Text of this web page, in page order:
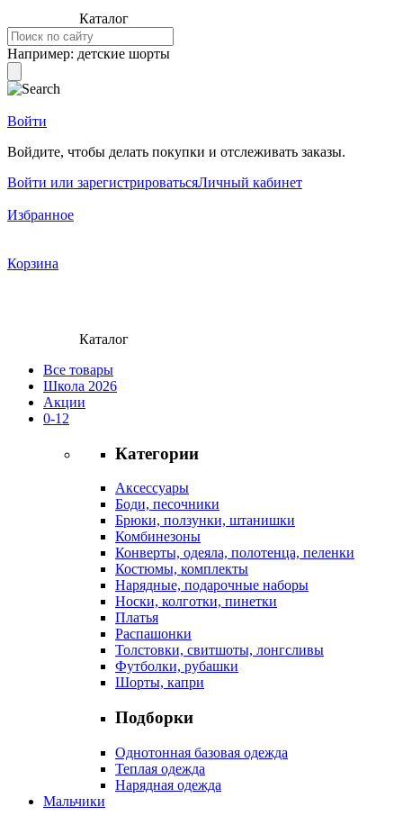
Каталог
Например: детские шорты
Войти
Войдите, чтобы делать покупки и отслеживать заказы.
Войти или зарегистрироватьсяЛичный кабинет
Избранное
Корзина
Каталог
Все товары
Школа 2026
Акции
0-12
Категории
Аксессуары
Боди, песочники
Брюки, ползунки, штанишки
Комбинезоны
Конверты, одеяла, полотенца, пеленки
Костюмы, комплекты
Нарядные, подарочные наборы
Носки, колготки, пинетки
Платья
Распашонки
Толстовки, свитшоты, лонгсливы
Футболки, рубашки
Шорты, капри
Подборки
Однотонная базовая одежда
Теплая одежда
Нарядная одежда
Мальчики